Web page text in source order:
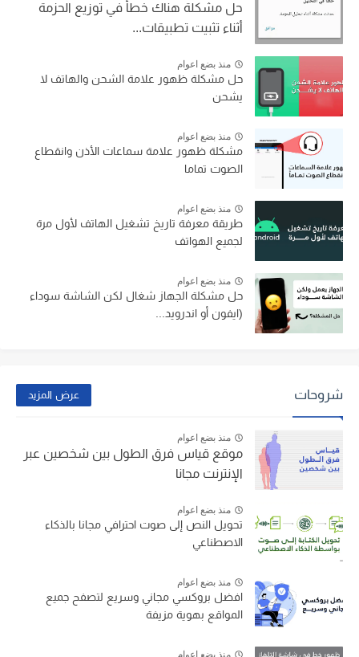
حل مشكلة هناك خطأ في توزيع الحزمة
أثناء تثبيت تطبيقات...
منذ بضع اعوام
حل مشكلة ظهور علامة الشحن والهاتف لا
يشحن
منذ بضع اعوام
مشكلة ظهور علامة سماعات الأذن وانقطاع
الصوت تماما
منذ بضع اعوام
طريقة معرفة تاريخ تشغيل الهاتف لأول مرة
لجميع الهواتف
منذ بضع اعوام
حل مشكلة الجهاز شغال لكن الشاشة سوداء
(ايفون أو اندرويد...
شروحات عرض المزيد
منذ بضع اعوام
موقع قياس فرق الطول بين شخصين عبر
الإنترنت مجانا
منذ بضع اعوام
تحويل النص إلى صوت احترافي مجانا بالذكاء
الاصطناعي
منذ بضع اعوام
افضل بروكسي مجاني وسريع لتصفح جميع
المواقع بهوية مزيفة